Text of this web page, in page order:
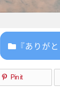
『ありが
Pin it